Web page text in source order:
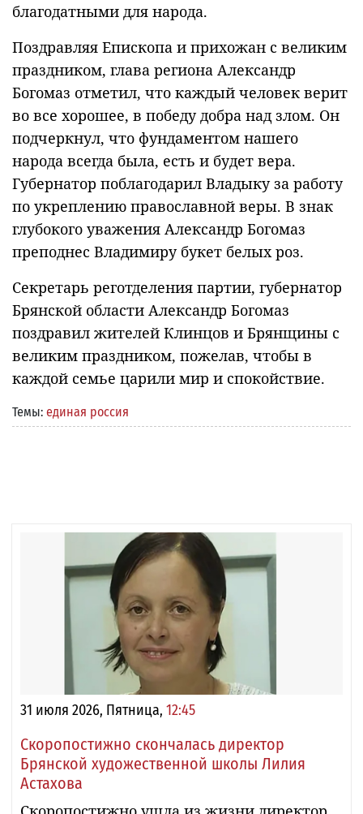
благодатными для народа.
Поздравляя Епископа и прихожан с великим
праздником, глава региона Александр
Богомаз отметил, что каждый человек верит
во все хорошее, в победу добра над злом. Он
подчеркнул, что фундаментом нашего
народа всегда была, есть и будет вера.
Губернатор поблагодарил Владыку за работу
по укреплению православной веры. В знак
глубокого уважения Александр Богомаз
преподнес Владимиру букет белых роз.
Секретарь реготделения партии, губернатор
Брянской области Александр Богомаз
поздравил жителей Клинцов и Брянщины с
великим праздником, пожелав, чтобы в
каждой семье царили мир и спокойствие.
Темы: единая россия
31 июля 2026, Пятница, 12:45
Скоропостижно скончалась директор
Брянской художественной школы Лилия
Астахова